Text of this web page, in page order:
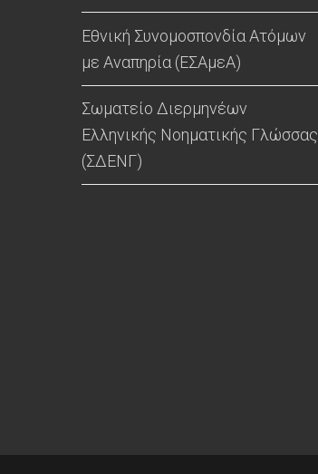
Εθνική Συνομοσπονδία Ατόμων
με Αναπηρία (ΕΣΑμεΑ)
Σωματείο Διερμηνέων
Ελληνικής Νοηματικής Γλώσσας
(ΣΔΕΝΓ)